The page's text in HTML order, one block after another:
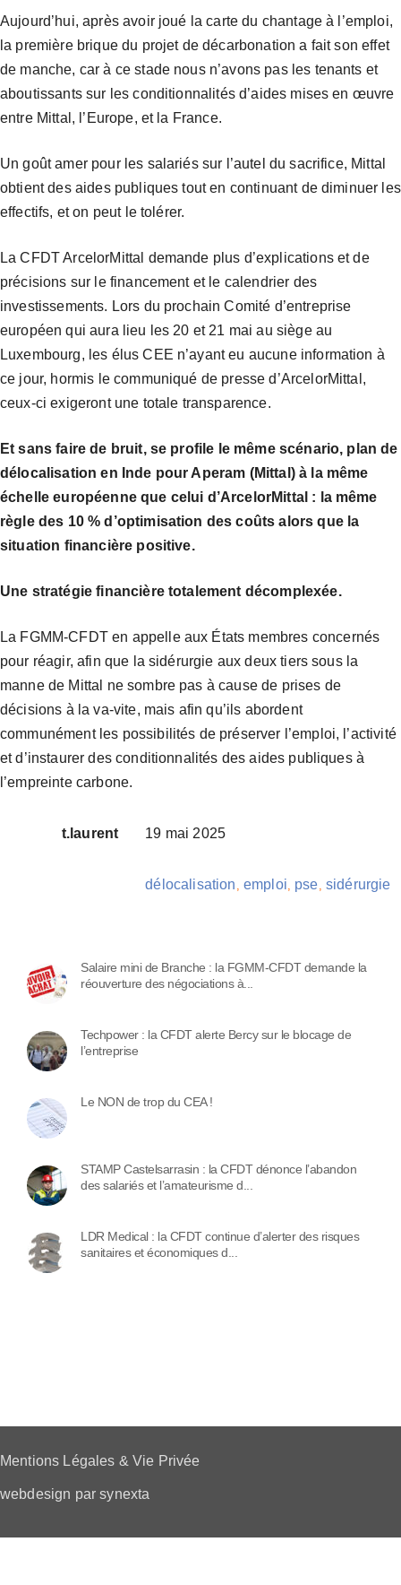
Aujourd’hui, après avoir joué la carte du chantage à l’emploi,
la première brique du projet de décarbonation a fait son effet
de manche, car à ce stade nous n’avons pas les tenants et
aboutissants sur les conditionnalités d’aides mises en œuvre
entre Mittal, l’Europe, et la France.
Un goût amer pour les salariés sur l’autel du sacrifice, Mittal
obtient des aides publiques tout en continuant de diminuer les
effectifs, et on peut le tolérer.
La CFDT ArcelorMittal demande plus d’explications et de
précisions sur le financement et le calendrier des
investissements. Lors du prochain Comité d’entreprise
européen qui aura lieu les 20 et 21 mai au siège au
Luxembourg, les élus CEE n’ayant eu aucune information à
ce jour, hormis le communiqué de presse d’ArcelorMittal,
ceux-ci exigeront une totale transparence.
Et sans faire de bruit, se profile le même scénario, plan de
délocalisation en Inde pour Aperam (Mittal) à la même
échelle européenne que celui d’ArcelorMittal : la même
règle des 10 % d’optimisation des coûts alors que la
situation financière positive.
Une stratégie financière totalement décomplexée.
La FGMM-CFDT en appelle aux États membres concernés
pour réagir, afin que la sidérurgie aux deux tiers sous la
manne de Mittal ne sombre pas à cause de prises de
décisions à la va-vite, mais afin qu’ils abordent
communément les possibilités de préserver l’emploi, l’activité
et d’instaurer des conditionnalités des aides publiques à
l’empreinte carbone.
t.laurent 19 mai 2025
délocalisation , emploi, pse, sidérurgie
Salaire mini de Branche : la FGMM-CFDT demande la
réouverture des négociations à...
Techpower : la CFDT alerte Bercy sur le blocage de
l’entreprise
Le NON de trop du CEA !
STAMP Castelsarrasin : la CFDT dénonce l’abandon
des salariés et l’amateurisme d...
LDR Medical : la CFDT continue d’alerter des risques
sanitaires et économiques d...
Mentions Légales & Vie Privée
webdesign par synexta